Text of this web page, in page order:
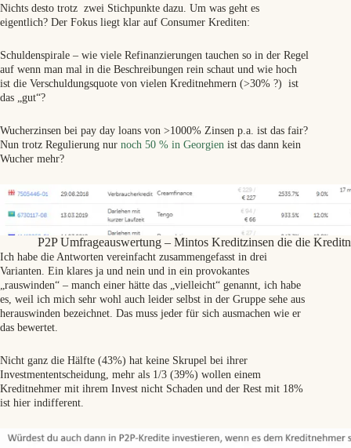
Nichts desto trotz zwei Stichpunkte dazu. Um was geht es
eigentlich? Der Fokus liegt klar auf Consumer Krediten:
Schuldenspirale – wie viele Refinanzierungen tauchen so in der Regel
auf wenn man mal in die Beschreibungen rein schaut und wie hoch
ist die Verschuldungsquote von vielen Kreditnehmern (>30% ?) ist
das „gut“?
Wucherzinsen bei pay day loans von >1000% Zinsen p.a. ist das fair?
Nun trotz Regulierung nur noch 50 % in Georgien ist das dann kein
Wucher mehr?
P2P Umfrageauswertung – Mintos Kreditzinsen die die
Ich habe die Antworten vereinfacht zusammengefasst in drei
Varianten. Ein klares ja und nein und in ein provokantes
„rauswinden“ – manch einer hätte das „vielleicht“ genannt, ich habe
es, weil ich mich sehr wohl auch leider selbst in der Gruppe sehe aus
herauswinden bezeichnet. Das muss jeder für sich ausmachen wie er
das bewertet.
Nicht ganz die Hälfte (43%) hat keine Skrupel bei ihrer
Investmententscheidung, mehr als 1/3 (39%) wollen einem
Kreditnehmer mit ihrem Invest nicht Schaden und der Rest mit 18%
ist hier indifferent.